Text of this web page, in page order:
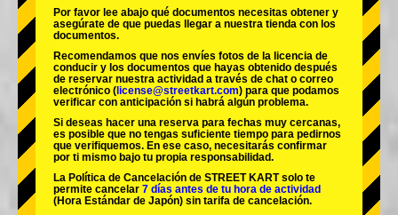
Por favor lee abajo qué documentos necesitas obtener y
asegúrate de que puedas llegar a nuestra tienda con los
documentos.
Recomendamos que nos envíes fotos de la licencia de
conducir y los documentos que hayas obtenido después
de reservar nuestra actividad a través de chat o correo
electrónico ( license@streetkart.com) para que podamos
verificar con anticipación si habrá algún problema.
Si deseas hacer una reserva para fechas muy cercanas,
es posible que no tengas suficiente tiempo para pedirnos
que verifiquemos. En ese caso, necesitarás confirmar
por ti mismo bajo tu propia responsabilidad.
La Política de Cancelación de STREET KART solo te
permite cancelar 7 días antes de tu hora de actividad
(Hora Estándar de Japón) sin tarifa de cancelación.